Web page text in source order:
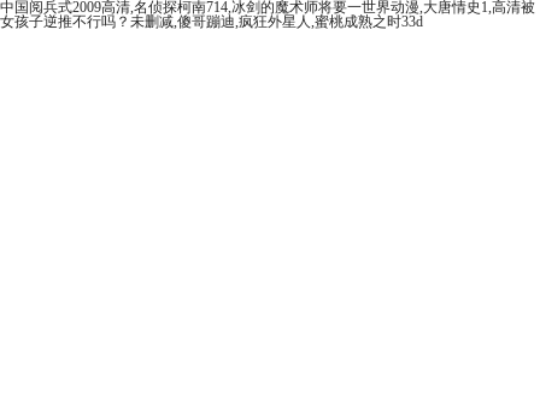
中国阅兵式2009高清,名侦探柯南714,冰剑的魔术师将要一世界动漫,大唐情史1,高清被
女孩子逆推不行吗？未删减,傻哥蹦迪,疯狂外星人,蜜桃成熟之时33d